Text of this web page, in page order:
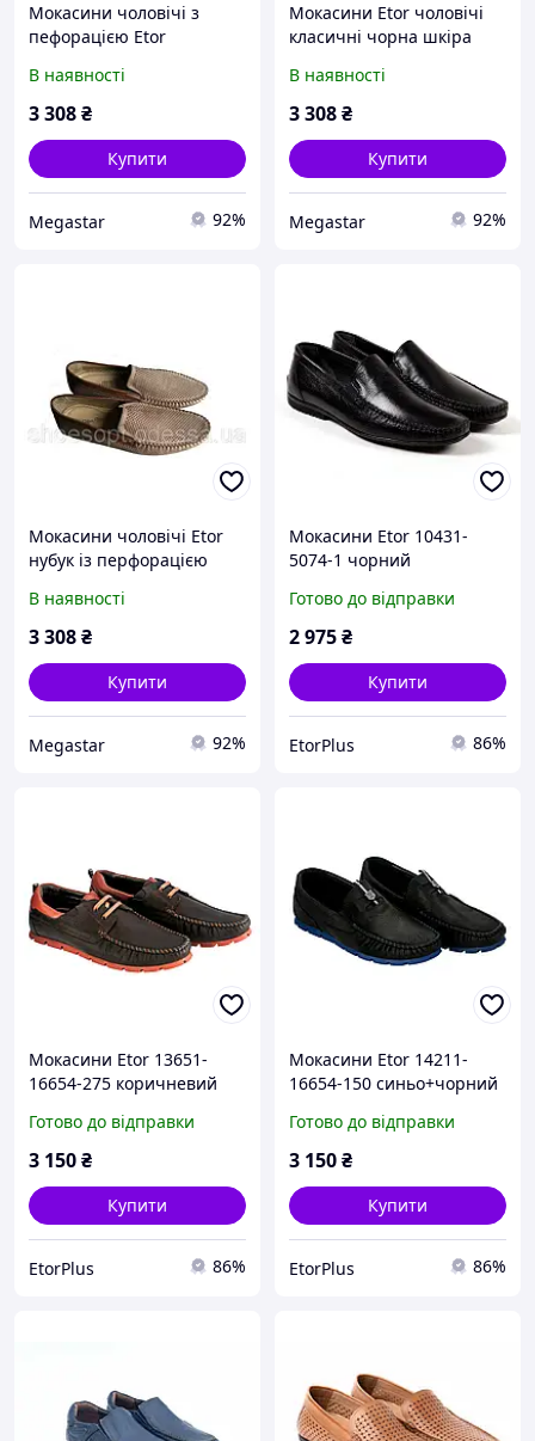
Мокасини чоловічі з
пефорацією Etor
В наявності
3 308₴
Купити
Megastar 92%
Мокасини Etor чоловічі
класичні чорна шкіра
В наявності
3 308₴
Купити
Megastar 92%
Мокасини чоловічі Etor
нубук із перфорацією
В наявності
3 308₴
Купити
Megastar 92%
Мокасини Etor 10431-
5074-1 чорний
Готово до відправки
2 975₴
Купити
EtorPlus 86%
Мокасини Etor 13651-
16654-275 коричневий
Готово до відправки
3 150₴
Купити
EtorPlus 86%
Мокасини Etor 14211-
16654-150 синьо+чорний
Готово до відправки
3 150₴
Купити
EtorPlus 86%